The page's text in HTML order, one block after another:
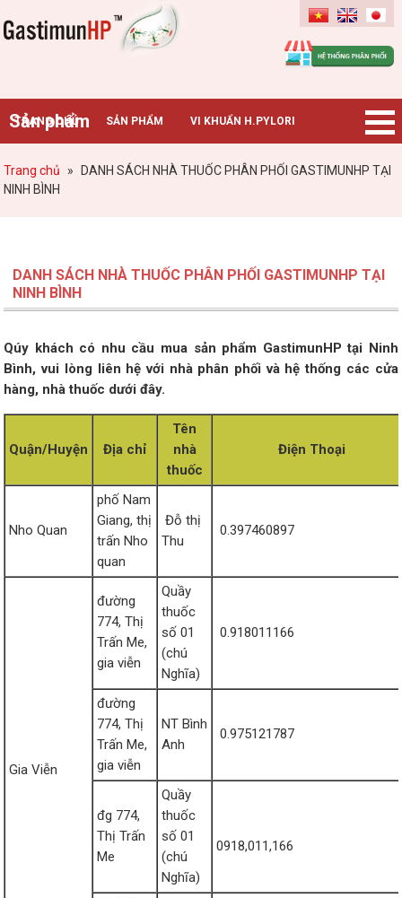
Gastimunhp
Sản phẩm
TRANG CHỦ SẢN PHẨM VI KHUẨN H.PYLORI
BỆNH DẠ DÀY TIN TỨC – SỰ KIỆN HƯỚNG DẪN MUA HÀNG
Trang chủ »
DANH SÁCH NHÀ THUỐC PHÂN PHỐI GASTIMUNHP TẠI
NINH BÌNH
DANH SÁCH NHÀ THUỐC PHÂN PHỐI GASTIMUNHP TẠI
NINH BÌNH
Qúy khách có nhu cầu mua sản phẩm GastimunHP tại Ninh
Bình, vui lòng liên hệ với nhà phân phối và hệ thống các cửa
hàng, nhà thuốc dưới đây.
Quận/Huyện Địa chỉ
Tên
nhà
thuốc
Điện Thoại
Nho Quan
phố Nam
Giang, thị
trấn Nho
quan
Đỗ thị
Thu
0.397460897
Gia Viễn
đường
774, Thị
Trấn Me,
gia viễn
Quầy
thuốc
số 01
(chú
Nghĩa)
0.918011166
đường
774, Thị
Trấn Me,
gia viễn
NT Bình
Anh
0.975121787
đg 774,
Thị Trấn
Me
Quầy
thuốc
số 01
(chú
Nghĩa)
0918,011,166